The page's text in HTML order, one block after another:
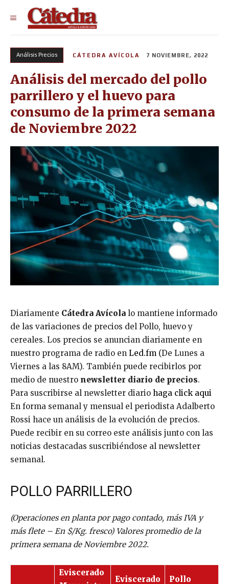
Análisis Precios CÁTEDRA AVÍCOLA 7 NOVIEMBRE, 2022
Análisis del mercado del pollo
parrillero y el huevo para
consumo de la primera semana
de Noviembre 2022
Diariamente Cátedra Avícola lo mantiene informado
de las variaciones de precios del Pollo, huevo y
cereales. Los precios se anuncian diariamente en
nuestro programa de radio en Led.fm (De Lunes a
Viernes a las 8AM). También puede recibirlos por
medio de nuestro newsletter diario de precios.
Para suscribirse al newsletter diario haga click aqui
En forma semanal y mensual el periodista Adalberto
Rossi hace un análisis de la evolución de precios.
Puede recibir en su correo este análisis junto con las
noticias destacadas suscribiéndose al newsletter
semanal.
POLLO PARRILLERO
(Operaciones en planta por pago contado, más IVA y
más flete – En $/Kg. fresco) Valores promedio de la
primera semana de Noviembre 2022.
Eviscerado
Eviscerado
Pollo